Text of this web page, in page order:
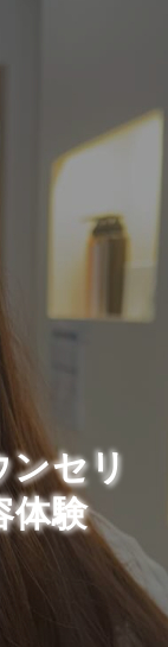
ンセリ
体験